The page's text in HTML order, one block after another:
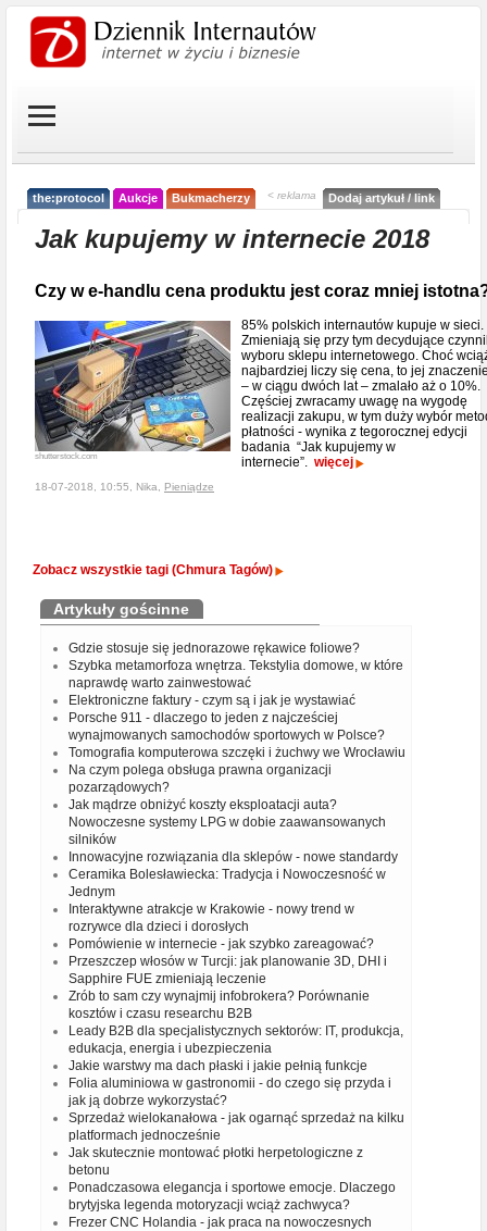
the:protocol Aukcje Bukmacherzy < reklama Dodaj artykuł / link
Jak kupujemy w internecie 2018
Czy w e-handlu cena produktu jest coraz mniej
shutterstock.com
85% polskich internautów kupuje w sieci.
Zmieniają się przy tym decydujące
wyboru sklepu internetowego. Choć
najbardziej liczy się cena, to jej
– w ciągu dwóch lat – zmalało aż o 10%.
Częściej zwracamy uwagę na wygodę
realizacji zakupu, w tym duży wybór
płatności - wynika z tegorocznej edycji
badania “Jak kupujemy w
internecie”. więcej
18-07-2018, 10:55, Nika, Pieniądze
Zobacz wszystkie tagi (Chmura Tagów)
Artykuły gościnne
Gdzie stosuje się jednorazowe rękawice foliowe?
Szybka metamorfoza wnętrza. Tekstylia domowe, w które
naprawdę warto zainwestować
Elektroniczne faktury - czym są i jak je wystawiać
Porsche 911 - dlaczego to jeden z najcześciej
wynajmowanych samochodów sportowych w Polsce?
Tomografia komputerowa szczęki i żuchwy we Wrocławiu
Na czym polega obsługa prawna organizacji
pozarządowych?
Jak mądrze obniżyć koszty eksploatacji auta?
Nowoczesne systemy LPG w dobie zaawansowanych
silników
Innowacyjne rozwiązania dla sklepów - nowe standardy
Ceramika Bolesławiecka: Tradycja i Nowoczesność w
Jednym
Interaktywne atrakcje w Krakowie - nowy trend w
rozrywce dla dzieci i dorosłych
Pomówienie w internecie - jak szybko zareagować?
Przeszczep włosów w Turcji: jak planowanie 3D, DHI i
Sapphire FUE zmieniają leczenie
Zrób to sam czy wynajmij infobrokera? Porównanie
kosztów i czasu researchu B2B
Leady B2B dla specjalistycznych sektorów: IT, produkcja,
edukacja, energia i ubezpieczenia
Jakie warstwy ma dach płaski i jakie pełnią funkcje
Folia aluminiowa w gastronomii - do czego się przyda i
jak ją dobrze wykorzystać?
Sprzedaż wielokanałowa - jak ogarnąć sprzedaż na kilku
platformach jednocześnie
Jak skutecznie montować płotki herpetologiczne z
betonu
Ponadczasowa elegancja i sportowe emocje. Dlaczego
brytyjska legenda motoryzacji wciąż zachwyca?
Frezer CNC Holandia - jak praca na nowoczesnych